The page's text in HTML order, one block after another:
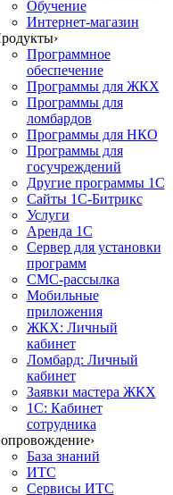
Обучение
Интернет-магазин
›
Программное
обеспечение
Программы для ЖКХ
Программы для
ломбардов
Программы для НКО
Программы для
госучреждений
Другие программы 1С
Сайты 1С-Битрикс
Услуги
Аренда 1С
Сервер для установки
программ
СМС-рассылка
Мобильные
приложения
ЖКХ: Личный
кабинет
Ломбард: Личный
кабинет
Заявки мастера ЖКХ
1С: Кабинет
сотрудника
›
База знаний
ИТС
Сервисы ИТС